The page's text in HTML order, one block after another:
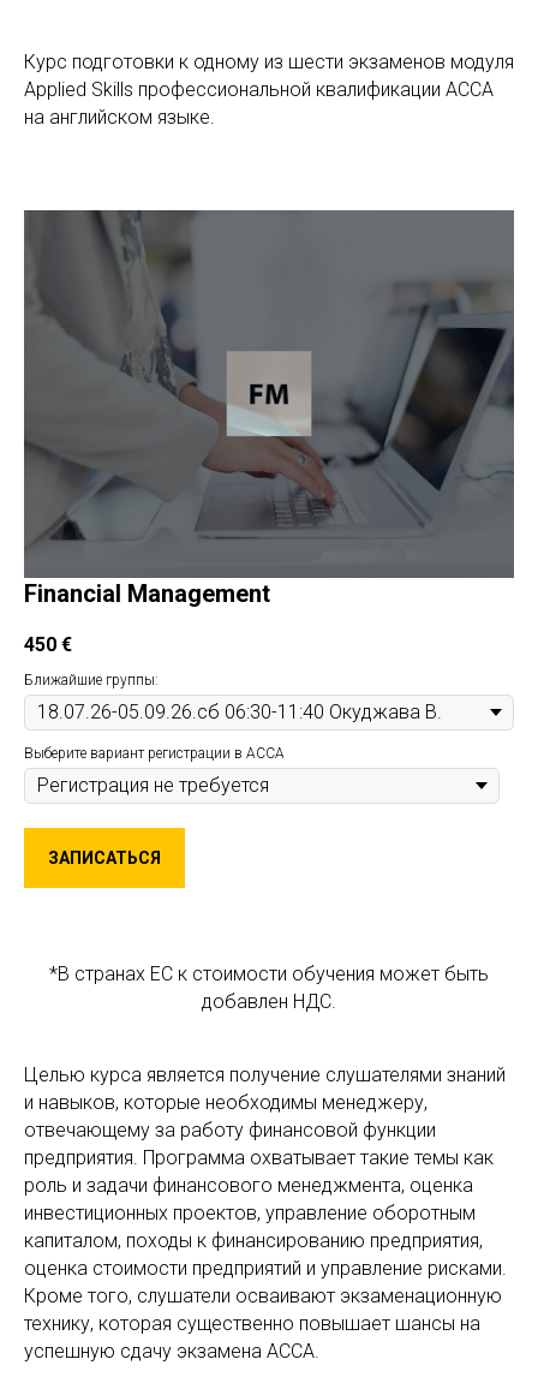
Курс подготовки к одному из шести экзаменов модуля
Applied Skills профессиональной квалификации АССА
на английском языке.
Financial Management
450 €
Ближайшие группы:
Выберите вариант регистрации в ACCA
ЗАПИСАТЬСЯ
*В странах ЕС к стоимости обучения может быть
добавлен НДС.
Целью курса является получение слушателями знаний
и навыков, которые необходимы менеджеру,
отвечающему за работу финансовой функции
предприятия. Программа охватывает такие темы как
роль и задачи финансового менеджмента, оценка
инвестиционных проектов, управление оборотным
капиталом, походы к финансированию предприятия,
оценка стоимости предприятий и управление рисками.
Кроме того, слушатели осваивают экзаменационную
технику, которая существенно повышает шансы на
успешную сдачу экзамена АССА.